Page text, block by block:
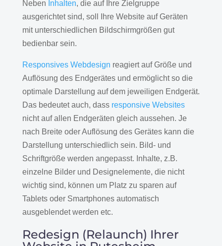
Neben Inhalten, die auf Ihre Zielgruppe
ausgerichtet sind, soll Ihre Website auf Geräten
mit unterschiedlichen Bildschirmgrößen gut
bedienbar sein.
Responsives Webdesign reagiert auf Größe und
Auflösung des Endgerätes und ermöglicht so die
optimale Darstellung auf dem jeweiligen Endgerät.
Das bedeutet auch, dass responsive Websites
nicht auf allen Endgeräten gleich aussehen. Je
nach Breite oder Auflösung des Gerätes kann die
Darstellung unterschiedlich sein. Bild- und
Schriftgröße werden angepasst. Inhalte, z.B.
einzelne Bilder und Designelemente, die nicht
wichtig sind, können um Platz zu sparen auf
Tablets oder Smartphones automatisch
ausgeblendet werden etc.
Redesign (Relaunch) Ihrer